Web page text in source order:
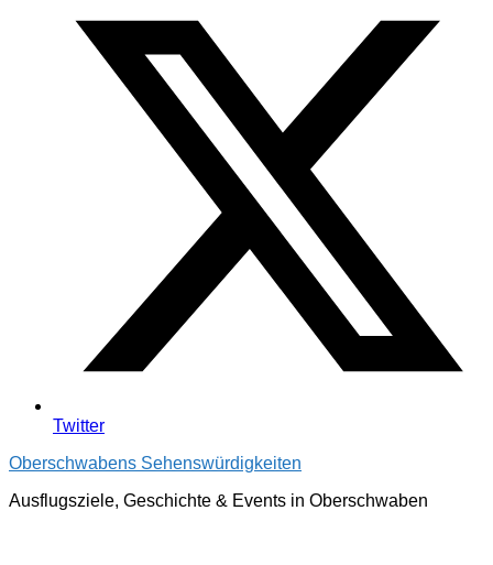
Twitter
Oberschwabens Sehenswürdigkeiten
Ausflugsziele, Geschichte & Events in Oberschwaben